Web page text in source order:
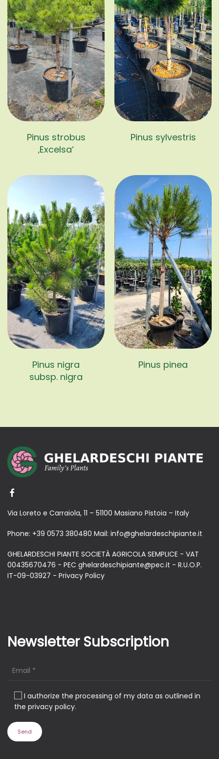
Pinus strobus
‚Excelsa‘
Pinus sylvestris
Pinus nigra
subsp. nigra
Pinus pinea
Via Loreto e Carraiola, 11 – 51100 Masiano Pistoia – Italy
Phone: +39 0573 380480 Mail: info@ghelardeschipiante.it
GHELARDESCHI PIANTE SOCIETÀ AGRICOLA SEMPLICE - VAT
00435670476 - PEC ghelardeschipiante@pec.it - R.U.O.P.
IT-09-03927 - Privacy Policy
Newsletter Subscription
I authorize the processing of my data as outlined in
the privacy policy.